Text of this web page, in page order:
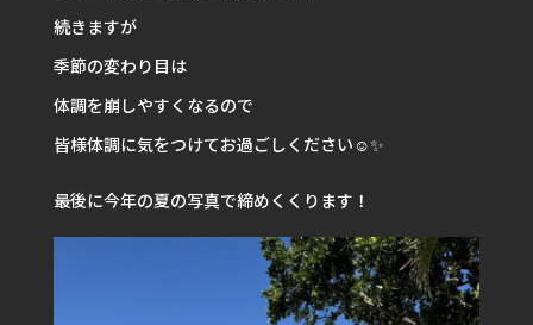
続きますが
季節の変わり目は
体調を崩しやすくなるので
皆様体調に気をつけてお過ごしください☺️✨
最後に今年の夏の写真で締めくくります！